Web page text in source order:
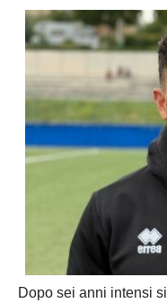
Dopo sei anni intensi